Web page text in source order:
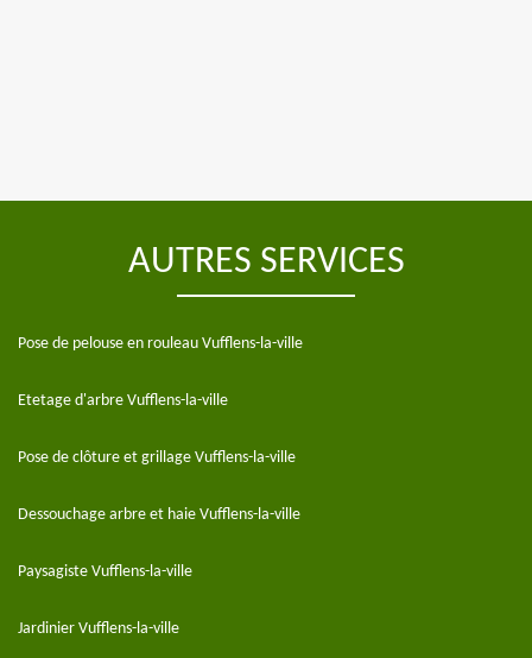
AUTRES SERVICES
Pose de pelouse en rouleau Vufflens-la-ville
Etetage d'arbre Vufflens-la-ville
Pose de clôture et grillage Vufflens-la-ville
Dessouchage arbre et haie Vufflens-la-ville
Paysagiste Vufflens-la-ville
Jardinier Vufflens-la-ville